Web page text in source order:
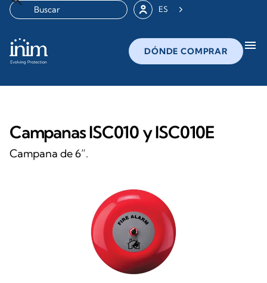
ES
DÓNDE COMPRAR menu
Campanas ISC010 y ISC010E
Campana de 6”.